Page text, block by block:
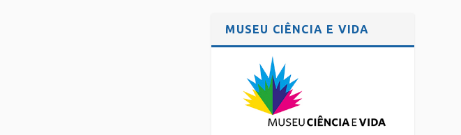
MUSEU CIÊNCIA E VIDA